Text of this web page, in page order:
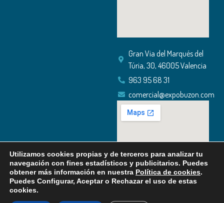
Gran Via del Marqués del
Túria, 30, 46005 Valencia
963 95 68 31
comercial@expobuzon.com
Utilizamos cookies propias y de terceros para analizar tu
navegación con fines estadísticos y publicitarios. Puedes
obtener más información en nuestra Política de cookies.
Puedes Configurar, Aceptar o Rechazar el uso de estas
cookies.